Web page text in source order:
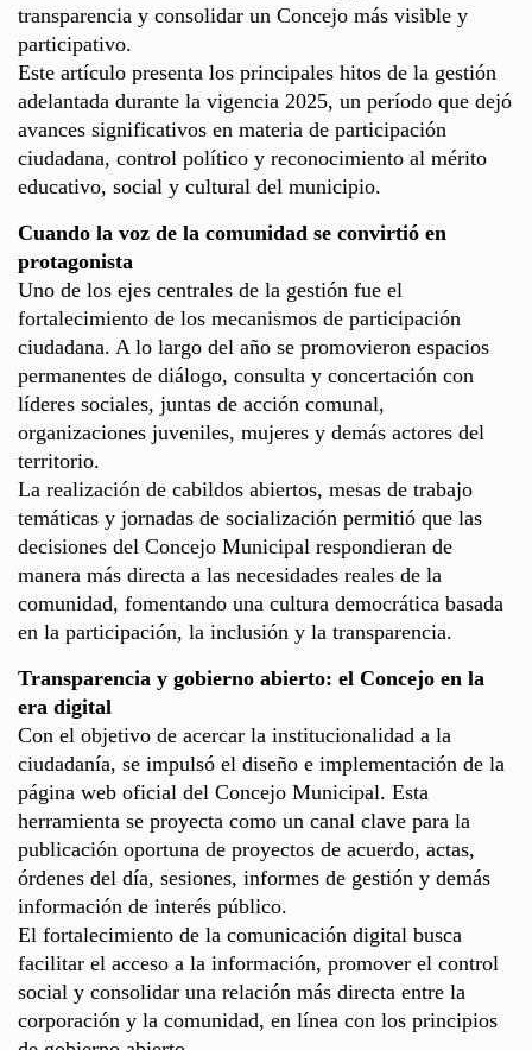
transparencia y consolidar un Concejo más visible y
participativo.
Este artículo presenta los principales hitos de la gestión
adelantada durante la vigencia 2025, un período que dejó
avances significativos en materia de participación
ciudadana, control político y reconocimiento al mérito
educativo, social y cultural del municipio.
Cuando la voz de la comunidad se convirtió en
protagonista
Uno de los ejes centrales de la gestión fue el
fortalecimiento de los mecanismos de participación
ciudadana. A lo largo del año se promovieron espacios
permanentes de diálogo, consulta y concertación con
líderes sociales, juntas de acción comunal,
organizaciones juveniles, mujeres y demás actores del
territorio.
La realización de cabildos abiertos, mesas de trabajo
temáticas y jornadas de socialización permitió que las
decisiones del Concejo Municipal respondieran de
manera más directa a las necesidades reales de la
comunidad, fomentando una cultura democrática basada
en la participación, la inclusión y la transparencia.
Transparencia y gobierno abierto: el Concejo en la
era digital
Con el objetivo de acercar la institucionalidad a la
ciudadanía, se impulsó el diseño e implementación de la
página web oficial del Concejo Municipal. Esta
herramienta se proyecta como un canal clave para la
publicación oportuna de proyectos de acuerdo, actas,
órdenes del día, sesiones, informes de gestión y demás
información de interés público.
El fortalecimiento de la comunicación digital busca
facilitar el acceso a la información, promover el control
social y consolidar una relación más directa entre la
corporación y la comunidad, en línea con los principios